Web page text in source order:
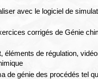
avec le logiciel de
corrigés de Génie
éléments de régulation,
de génie des procédés tel